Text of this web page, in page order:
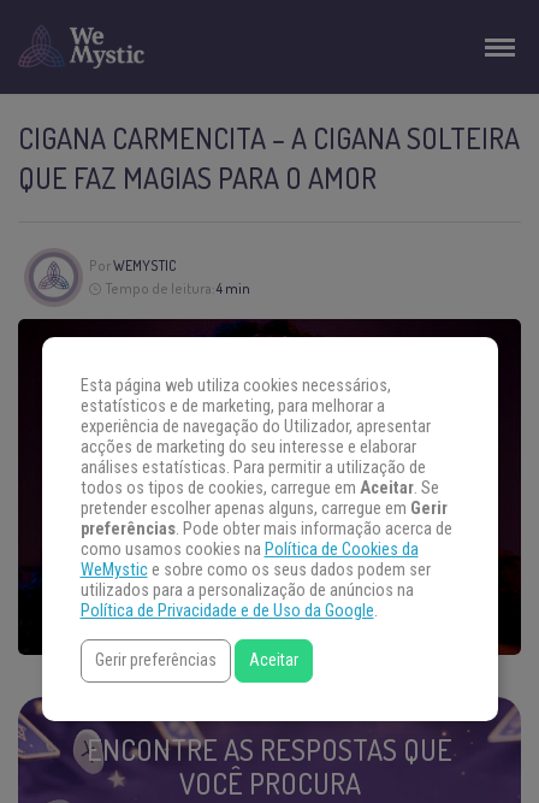
CIGANA CARMENCITA – A CIGANA SOLTEIRA
QUE FAZ MAGIAS PARA O AMOR
PorWEMYSTIC
Tempo de leitura:4 min
ENCONTRE AS RESPOSTAS QUE
VOCÊ PROCURA
Esta página web utiliza cookies necessários,
estatísticos e de marketing, para melhorar a
experiência de navegação do Utilizador, apresentar
acções de marketing do seu interesse e elaborar
análises estatísticas. Para permitir a utilização de
todos os tipos de cookies, carregue em Aceitar. Se
pretender escolher apenas alguns, carregue em Gerir
preferências. Pode obter mais informação acerca de
como usamos cookies na Política de Cookies da
WeMystice sobre como os seus dados podem ser
utilizados para a personalização de anúncios na
Política de Privacidade e de Uso da Google.
Gerir preferências Aceitar